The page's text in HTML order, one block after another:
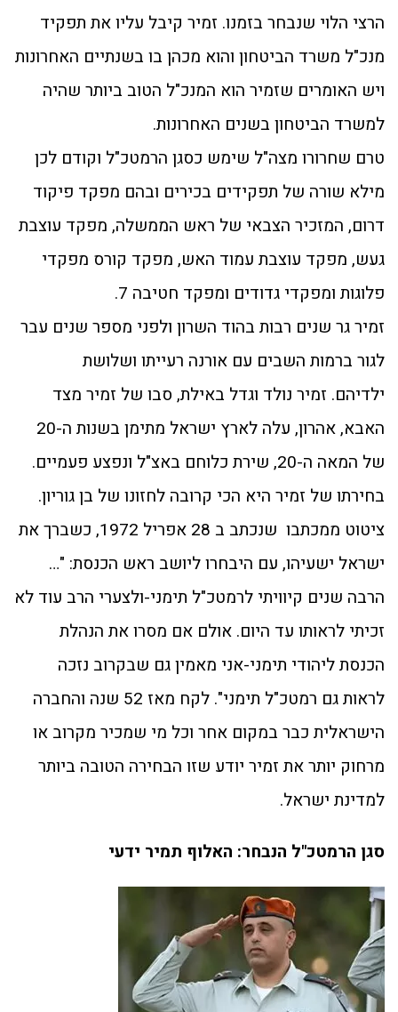
הרצי הלוי שנבחר בזמנו. זמיר קיבל עליו את תפקיד
מנכ"ל משרד הביטחון והוא מכהן בו בשנתיים האחרונות
ויש האומרים שזמיר הוא המנכ"ל הטוב ביותר שהיה
למשרד הביטחון בשנים האחרונות.
טרם שחרורו מצה"ל שימש כסגן הרמטכ"ל וקודם לכן
מילא שורה של תפקידים בכירים ובהם מפקד פיקוד
דרום, המזכיר הצבאי של ראש הממשלה, מפקד עוצבת
געש, מפקד עוצבת עמוד האש, מפקד קורס מפקדי
פלוגות ומפקדי גדודים ומפקד חטיבה 7.
זמיר גר שנים רבות בהוד השרון ולפני מספר שנים עבר
לגור ברמות השבים עם אורנה רעייתו ושלושת
ילדיהם. זמיר נולד וגדל באילת, סבו של זמיר מצד
האבא, אהרון, עלה לארץ ישראל מתימן בשנות ה-20
של המאה ה-20, שירת כלוחם באצ"ל ונפצע פעמיים.
בחירתו של זמיר היא הכי קרובה לחזונו של בן גוריון.
ציטוט ממכתבו שנכתב ב 28 אפריל 1972, כשברך את
ישראל ישעיהו, עם היבחרו ליושב ראש הכנסת: "…
הרבה שנים קיוויתי לרמטכ"ל תימני-ולצערי הרב עוד לא
זכיתי לראותו עד היום. אולם אם מסרו את הנהלת
הכנסת ליהודי תימני-אני מאמין גם שבקרוב נזכה
לראות גם רמטכ"ל תימני". לקח מאז 52 שנה והחברה
הישראלית כבר במקום אחר וכל מי שמכיר מקרוב או
מרחוק יותר את זמיר יודע שזו הבחירה הטובה ביותר
למדינת ישראל.
סגן הרמטכ"ל הנבחר: האלוף תמיר ידעי